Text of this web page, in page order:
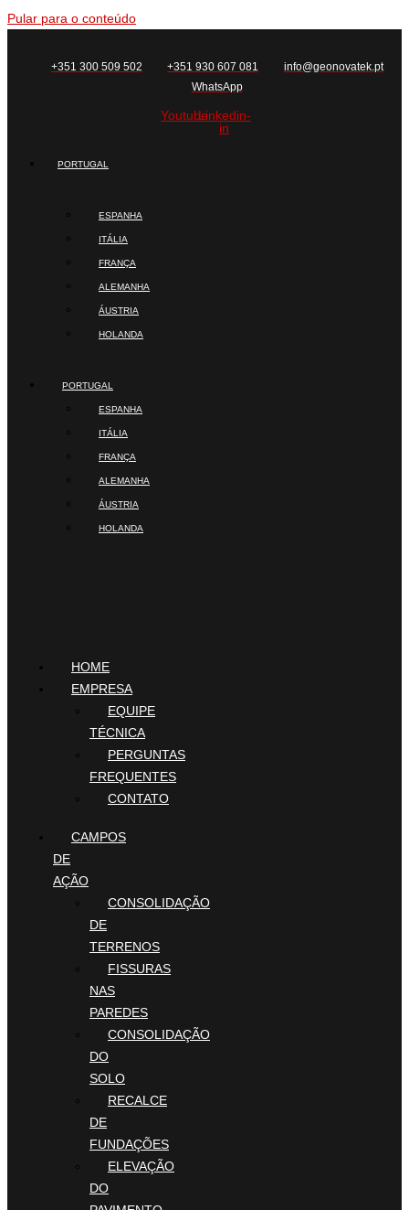
Pular para o conteúdo
+351 300 509 502 +351 930 607 081
info@geonovatek.pt
WhatsApp
YoutubeLinkedin-
in
PORTUGAL
ESPANHA
ITÁLIA
FRANÇA
ALEMANHA
ÁUSTRIA
HOLANDA
PORTUGAL
ESPANHA
ITÁLIA
FRANÇA
ALEMANHA
ÁUSTRIA
HOLANDA
HOME
EMPRESA
EQUIPE
TÉCNICA
PERGUNTAS
FREQUENTES
CONTATO
CAMPOS
DE
AÇÃO
CONSOLIDAÇÃO
DE
TERRENOS
FISSURAS
NAS
PAREDES
CONSOLIDAÇÃO
DO
SOLO
RECALCE
DE
FUNDAÇÕES
ELEVAÇÃO
DO